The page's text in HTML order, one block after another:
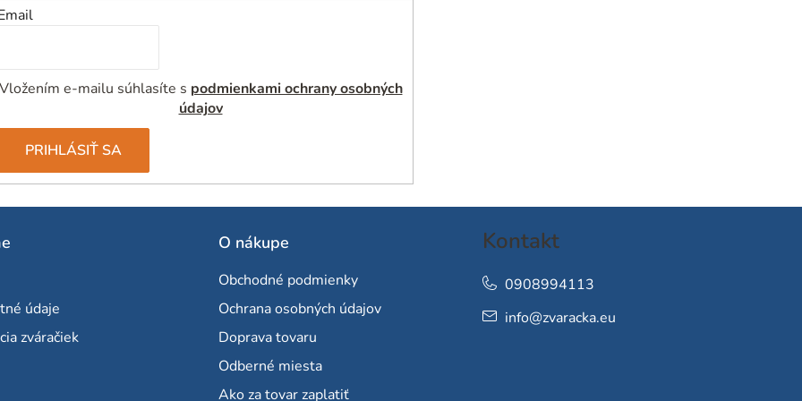
Vložením e-mailu súhlasíte s podmienkami ochrany osobných
údajov
PRIHLÁSIŤ SA
údaje
zváračiek
O nákupe
Obchodné podmienky
Ochrana osobných údajov
Doprava tovaru
Odberné miesta
Ako za tovar zaplatiť
Kontakt
info@zvaracka.eu
0908994113